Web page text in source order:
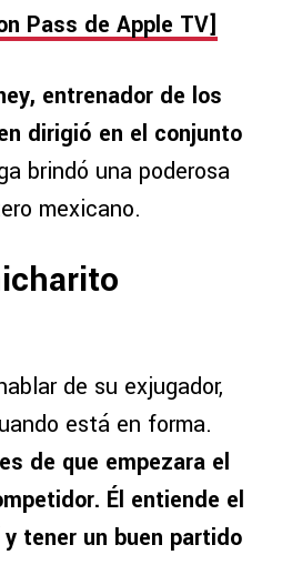
Pass de Apple TV]
entrenador de los
dirigió en el conjunto
brindó una poderosa
mexicano.
de su exjugador,
está en forma.
de que empezara el
Él entiende el
tener un buen partido